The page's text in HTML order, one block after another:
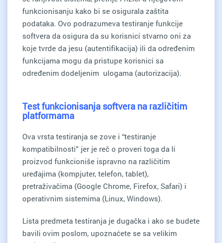
funkcionisanju kako bi se osigurala zaštita
podataka. Ovo podrazumeva testiranje funkcije
softvera da osigura da su korisnici stvarno oni za
koje tvrde da jesu (autentifikacija) ili da određenim
funkcijama mogu da pristupe korisnici sa
određenim dodeljenim ulogama (autorizacija).
Test funkcionisanja softvera na različitim
platformama
Ova vrsta testiranja se zove i “testiranje
kompatibilnosti” jer je reč o proveri toga da li
proizvod funkcioniše ispravno na različitim
uređajima (kompjuter, telefon, tablet),
pretraživačima (Google Chrome, Firefox, Safari) i
operativnim sistemima (Linux, Windows).
Lista predmeta testiranja je dugačka i ako se budete
bavili ovim poslom, upoznaćete se sa velikim